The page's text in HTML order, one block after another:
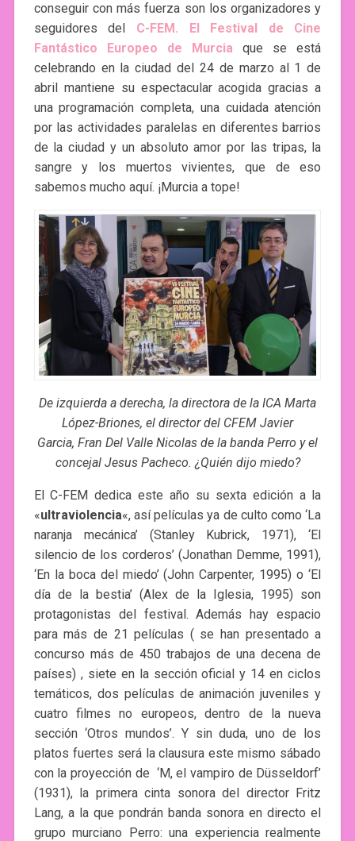
conseguir con más fuerza son los organizadores y
seguidores del C-FEM. El Festival de Cine
Fantástico Europeo de Murcia que se está
celebrando en la ciudad del 24 de marzo al 1 de
abril mantiene su espectacular acogida gracias a
una programación completa, una cuidada atención
por las actividades paralelas en diferentes barrios
de la ciudad y un absoluto amor por las tripas, la
sangre y los muertos vivientes, que de eso
sabemos mucho aquí. ¡Murcia a tope!
De izquierda a derecha, la directora de la ICA Marta
López-Briones, el director del CFEM Javier
Garcia, Fran Del Valle Nicolas de la banda Perro yel
concejal Jesus Pacheco. ¿Quién dijo miedo?
El C-FEM dedica este año su sexta edición a la
«ultraviolencia«, así películas ya de culto como ‘La
naranja mecánica’ (Stanley Kubrick, 1971), ‘El
silencio de los corderos’ (Jonathan Demme, 1991),
‘En la boca del miedo’ (John Carpenter, 1995) o ‘El
día de la bestia’ (Alex de la Iglesia, 1995) son
protagonistas del festival. Además hay espacio
para más de 21 películas ( se han presentado a
concurso más de 450 trabajos de una decena de
países) , siete en la sección oficial y 14 en ciclos
temáticos, dos películas de animación juveniles y
cuatro filmes no europeos, dentro de la nueva
sección ‘Otros mundos’. Y sin duda, uno de los
platos fuertes será la clausura este mismo sábado
con la proyección de ‘M, el vampiro de Düsseldorf’
(1931), la primera cinta sonora del director Fritz
Lang, a la que pondrán banda sonora en directo el
grupo murciano Perro: una experiencia realmente